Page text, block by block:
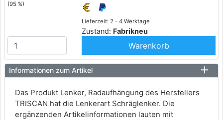
(95 %)
Lieferzeit: 2 - 4 Werktage
Zustand: Fabrikneu
Warenkorb
Informationen zum Artikel
Das Produkt Lenker, Radaufhängung des Herstellers
TRISCAN hat die Lenkerart Schräglenker. Die
ergänzenden Artikelinformationen lauten mit